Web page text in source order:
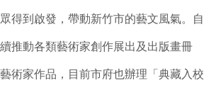
得到啟發，帶動新竹市的藝文風氣。自
推動各類藝術家創作展出及出版畫冊
術家作品，目前市府也辦理「典藏入校